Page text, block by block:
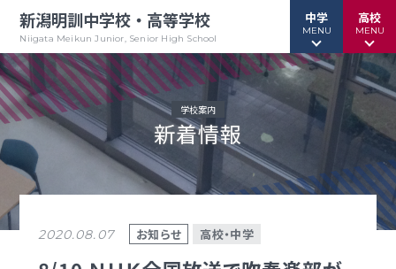
新潟明訓中学校・高等学校
Niigata Meikun Junior, Senior High School
中学
MENU
行事予定 緊急情報
高校
MENU
行事予定 緊急情報
学校案内
新着情報
2020.08.07 お知らせ 高校・中学